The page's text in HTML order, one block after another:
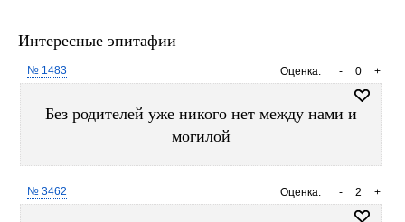
Интересные эпитафии
Оценка: +
0
-
№ 1483
Без родителей уже никого нет между нами и
могилой
Оценка: +
2
-
№ 3462